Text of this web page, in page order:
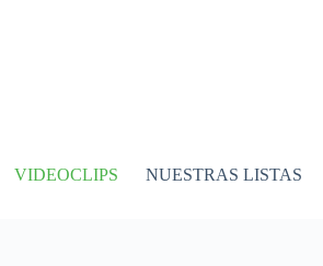
VIDEOCLIPS NUESTRAS LISTAS